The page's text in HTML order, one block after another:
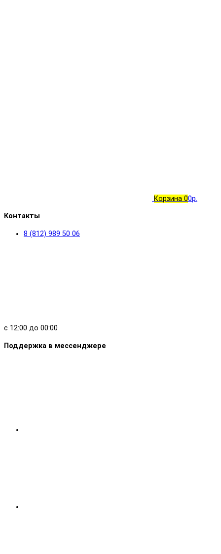
Корзина 00р.
Контакты
8 (812) 989 50 06
с 12:00 до 00:00
Поддержка в мессенджере